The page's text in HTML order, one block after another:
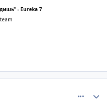
- Eureka 7
team